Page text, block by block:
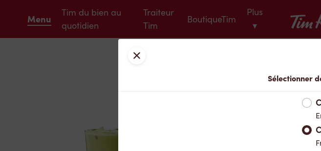
Menu
Tim du bien au
quotidien
Traiteur
Tim
BoutiqueTim
Plus
▾
Tim
Fermer
Sélectionner